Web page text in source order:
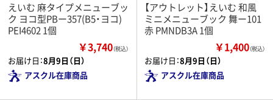
えいむ 麻タイプメニューブッ
ク ヨコ型PBー357(B5・ヨコ)
PEI4602 1個
￥3,740（税込）
お届け日：8月9日（日）
アスクル在庫商品
【アウトレット】えいむ 和風
ミニメニューブック 舞ー101
赤 PMNDB3A 1個
￥1,400（税込）
お届け日：8月9日（日）
アスクル在庫商品